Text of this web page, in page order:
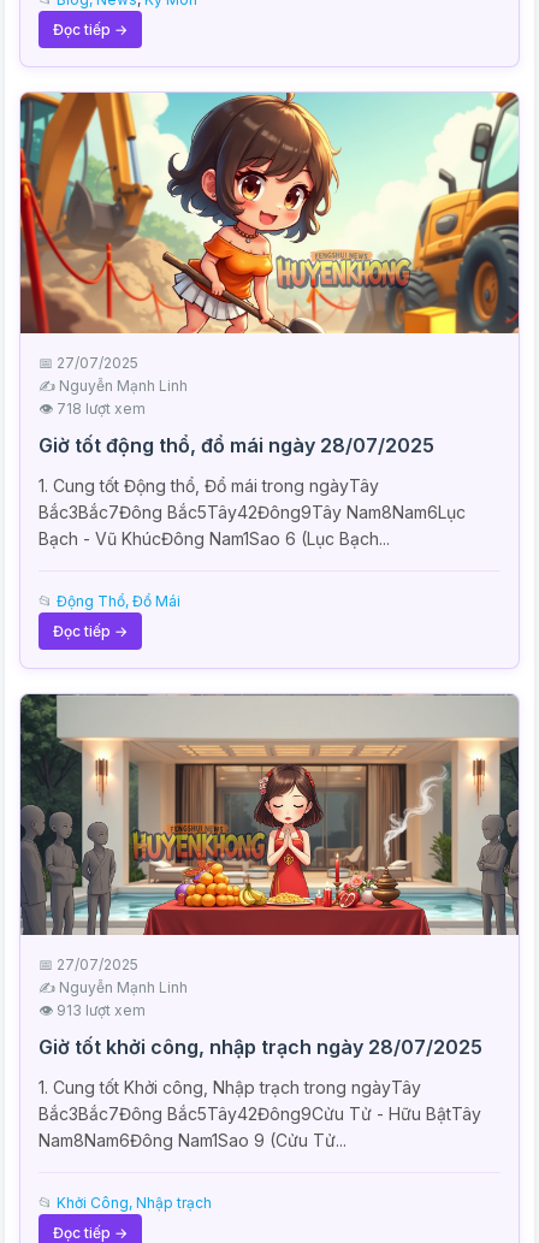
Đọc tiếp →
📅 27/07/2025
✍️ Nguyễn Mạnh Linh
👁 718 lượt xem
Giờ tốt động thổ, đổ mái ngày 28/07/2025
1. Cung tốt Động thổ, Đổ mái trong ngàyTây
Bắc3Bắc7Đông Bắc5Tây42Đông9Tây Nam8Nam6Lục
Bạch - Vũ KhúcĐông Nam1Sao 6 (Lục Bạch...
📂 Động Thổ, Đổ Mái
Đọc tiếp →
📅 27/07/2025
✍️ Nguyễn Mạnh Linh
👁 913 lượt xem
Giờ tốt khởi công, nhập trạch ngày 28/07/2025
1. Cung tốt Khởi công, Nhập trạch trong ngàyTây
Bắc3Bắc7Đông Bắc5Tây42Đông9Cửu Tử - Hữu BậtTây
Nam8Nam6Đông Nam1Sao 9 (Cửu Tử...
📂 Khởi Công, Nhập trạch
Đọc tiếp →